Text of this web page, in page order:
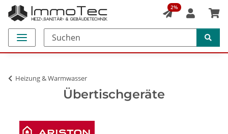
2%
Heizung & Warmwasser
Übertischgeräte